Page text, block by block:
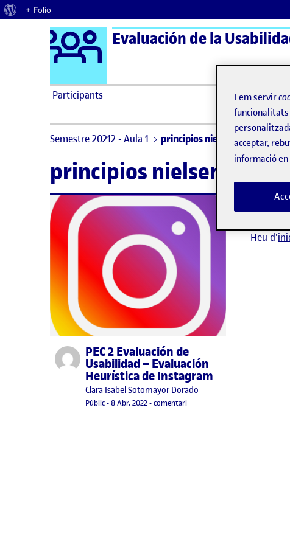
Quant al WordPress
+ Folio
Saltar al contingut Logo Ágora
Evaluación de la
Participants
Semestre 20212 - Aula 1 principios nielsen
principios nielsen
Publicat perPEC 2 Evaluación de
Usabilidad – Evaluación
Heurística de Instagram
Publicat per
Clara Isabel Sotomayor Dorado
Visibilitat:
Públic-Data de publicació
8 Abr. 202210 abril, 2022 7:33 pm
-comentariel PEC 2 Evaluación de
No hi ha
Heu d'
Fem servir
acceptar,
informació